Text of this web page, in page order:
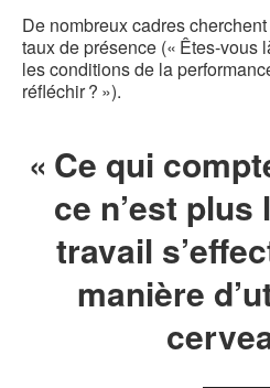
De nombreux cadres
taux de présence (« Êtes-vous
les conditions de la
réfléchir ? »).
« Ce qui
ce n’est plus
travail
manière